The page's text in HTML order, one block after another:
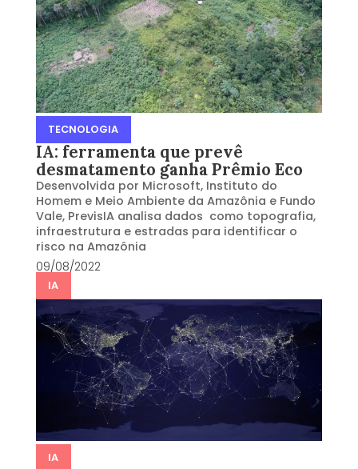
TECNOLOGIA
IA: ferramenta que prevê
desmatamento ganha Prêmio Eco
Desenvolvida por Microsoft, Instituto do
Homem e Meio Ambiente da Amazônia e Fundo
Vale, PrevisIA analisa dados como topografia,
infraestrutura e estradas para identificar o
risco na Amazônia
09/08/2022
IA
IA